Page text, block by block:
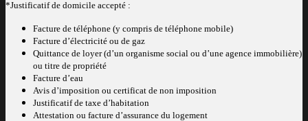
*Justificatif de domicile accepté :
Facture de téléphone (y compris de téléphone mobile)
Facture d’électricité ou de gaz
Quittance de loyer (d’un organisme social ou d’une agence immobilière)
ou titre de propriété
Facture d’eau
Avis d’imposition ou certificat de non imposition
Justificatif de taxe d’habitation
Attestation ou facture d’assurance du logement